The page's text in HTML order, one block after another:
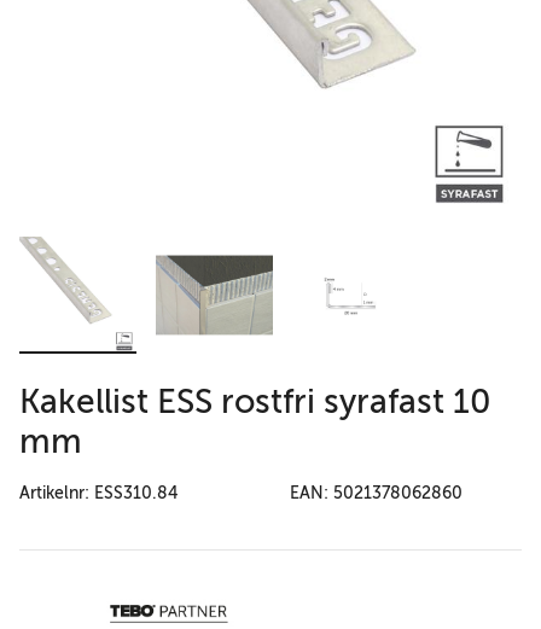
Kakellist ESS rostfri syrafast 10
mm
Artikelnr: ESS310.84 EAN: 5021378062860